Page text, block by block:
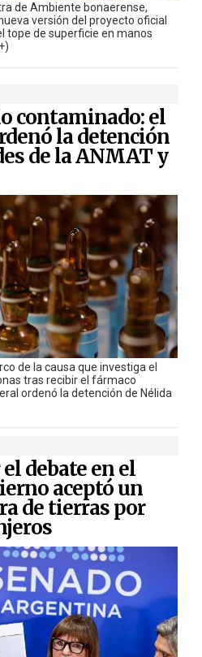
de Ambiente bonaerense,
versión del proyecto oficial
tope de superficie en manos
contaminado: el
la detención
de la ANMAT y
de la causa que investiga el
tras recibir el fármaco
ordenó la detención de Nélida
debate en el
aceptó un
de tierras por